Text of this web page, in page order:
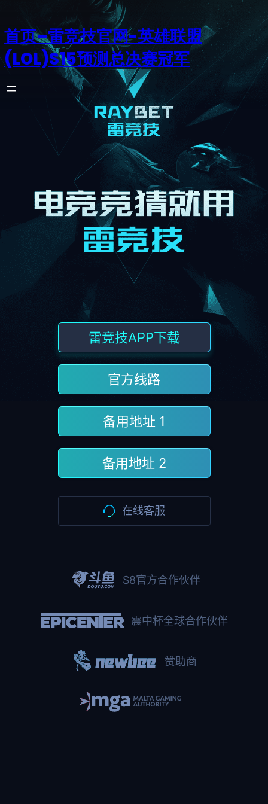
首页–雷竞技官网-英雄联盟
(LOL)S15预测总决赛冠军